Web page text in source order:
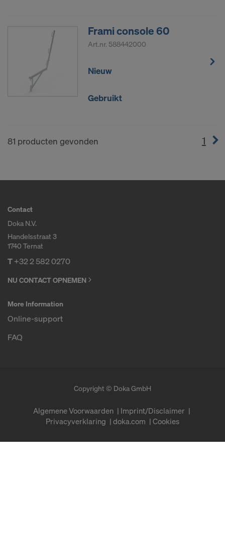
Frami console 60
Art.nr. 588442000
Nieuw
Gebruikt
81 producten gevonden 1
Contact
Doka N.V.
Handelsstraat 3
1740 Ternat
T+32 2 582 0270
NU CONTACT OPNEMEN
More Information
Online-support
FAQ
Copyright © Doka GmbH
Algemene Voorwaarden
Imprint/Disclaimer
Privacyverklaring
doka.com Cookies